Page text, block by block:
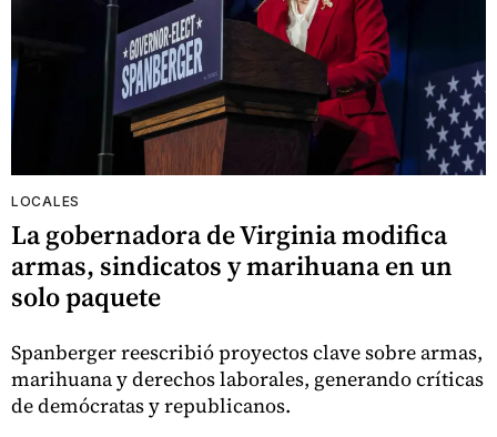
LOCALES
La gobernadora de Virginia modifica
armas, sindicatos y marihuana en un
solo paquete
Spanberger reescribió proyectos clave sobre armas,
marihuana y derechos laborales, generando críticas
de demócratas y republicanos.